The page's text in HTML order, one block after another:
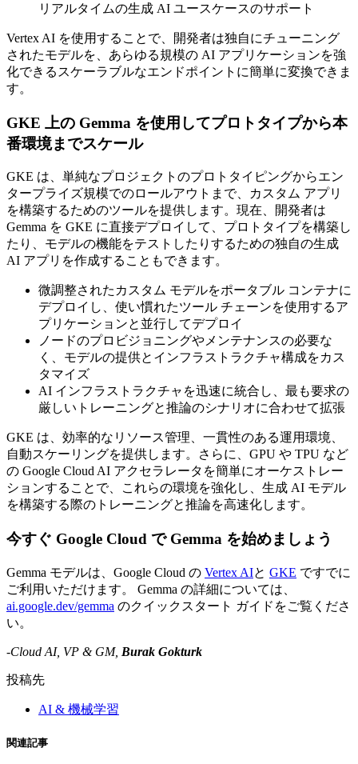
リアルタイムの生成 AI ユースケースのサポート
Vertex AI を使用することで、開発者は独自にチューニング
されたモデルを、あらゆる規模の AI アプリケーションを強
化できるスケーラブルなエンドポイントに簡単に変換できま
す。
GKE 上の Gemma を使用してプロトタイプから本
番環境までスケール
GKE は、単純なプロジェクトのプロトタイピングからエン
タープライズ規模でのロールアウトまで、カスタム アプリ
を構築するためのツールを提供します。現在、開発者は
Gemma を GKE に直接デプロイして、プロトタイプを構築し
たり、モデルの機能をテストしたりするための独自の生成
AI アプリを作成することもできます。
微調整されたカスタム モデルをポータブル コンテナに
デプロイし、使い慣れたツール チェーンを使用するア
プリケーションと並行してデプロイ
ノードのプロビジョニングやメンテナンスの必要な
く、モデルの提供とインフラストラクチャ構成をカス
タマイズ
AI インフラストラクチャを迅速に統合し、最も要求の
厳しいトレーニングと推論のシナリオに合わせて拡張
GKE は、効率的なリソース管理、一貫性のある運用環境、
自動スケーリングを提供します。さらに、GPU や TPU など
の Google Cloud AI アクセラレータを簡単にオーケストレー
ションすることで、これらの環境を強化し、生成 AI モデル
を構築する際のトレーニングと推論を高速化します。
今すぐ Google Cloud で Gemma を始めましょう
Gemma モデルは、Google Cloud の Vertex AIと GKE ですでに
ご利用いただけます。 Gemma の詳細については、
ai.google.dev/gemma のクイックスタート ガイドをご覧くださ
い。
-Cloud AI, VP & GM, Burak Gokturk
投稿先
AI & 機械学習
関連記事